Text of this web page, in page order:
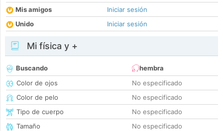
Mis amigos
Iniciar sesión
Unido
Iniciar sesión
Mi física y +
Buscando
hembra
Color de ojos
No especificado
Color de pelo
No especificado
Tipo de cuerpo
No especificado
Tamaño
No especificado